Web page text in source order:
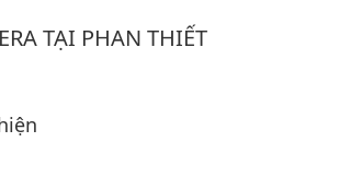
TẠI PHAN THIẾT